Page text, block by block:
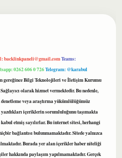
backlinkpaneli@gmail.comTeams:
0262 606 0 726Telegram: @karabul
gereğince Bilgi Teknolojileri ve İletişim Kurumu
olarak hizmet vermektedir. Bu nedenle,
veya araştırma yükümlülüğümüz
içeriklerin sorumluluğunu taşımakta
etmiş sayılırlar. Bu internet sitesi, herhangi
bağlantısı bulunmamaktadır. Sitede yalnızca
Burada yer alan içerikler haber niteliği
hakkında paylaşım yapılmamaktadır. Gerçek